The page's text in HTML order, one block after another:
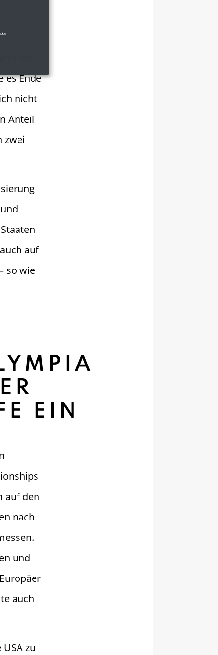
es Ende
nicht
Anteil
zwei
auf
so wie
EIN
auf den
nach
und
auch
zu